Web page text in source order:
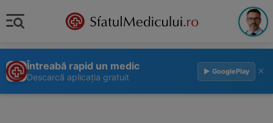
Întreabă rapid un medic
Descarcă aplicația gratuit
▶ GooglePlay ×